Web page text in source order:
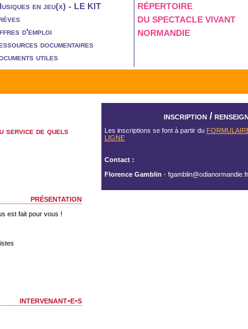
en jeu(x) - LE KIT
d'emploi
documentaires
utiles
RÉPERTOIRE
DU SPECTACLE VIVANT
NORMANDIE
service de quels
présentation
est fait pour vous !
intervenant-e-s
inscription /
Les inscriptions se font à partir du
LIGNE
Contact :
Florence Gamblin - fgamblin@odianormandie.fr